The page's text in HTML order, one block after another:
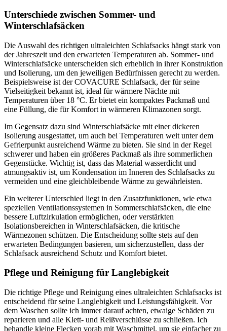
Unterschiede zwischen Sommer- und
Winterschlafsäcken
Die Auswahl des richtigen ultraleichten Schlafsacks hängt stark von
der Jahreszeit und den erwarteten Temperaturen ab. Sommer- und
Winterschlafsäcke unterscheiden sich erheblich in ihrer Konstruktion
und Isolierung, um den jeweiligen Bedürfnissen gerecht zu werden.
Beispielsweise ist der COVACURE Schlafsack, der für seine
Vielseitigkeit bekannt ist, ideal für wärmere Nächte mit
Temperaturen über 18 °C. Er bietet ein kompaktes Packmaß und
eine Füllung, die für Komfort in wärmeren Klimazonen sorgt.
Im Gegensatz dazu sind Winterschlafsäcke mit einer dickeren
Isolierung ausgestattet, um auch bei Temperaturen weit unter dem
Gefrierpunkt ausreichend Wärme zu bieten. Sie sind in der Regel
schwerer und haben ein größeres Packmaß als ihre sommerlichen
Gegenstücke. Wichtig ist, dass das Material wasserdicht und
atmungsaktiv ist, um Kondensation im Inneren des Schlafsacks zu
vermeiden und eine gleichbleibende Wärme zu gewährleisten.
Ein weiterer Unterschied liegt in den Zusatzfunktionen, wie etwa
speziellen Ventilationssystemen in Sommerschlafsäcken, die eine
bessere Luftzirkulation ermöglichen, oder verstärkten
Isolationsbereichen in Winterschlafsäcken, die kritische
Wärmezonen schützen. Die Entscheidung sollte stets auf den
erwarteten Bedingungen basieren, um sicherzustellen, dass der
Schlafsack ausreichend Schutz und Komfort bietet.
Pflege und Reinigung für Langlebigkeit
Die richtige Pflege und Reinigung eines ultraleichten Schlafsacks ist
entscheidend für seine Langlebigkeit und Leistungsfähigkeit. Vor
dem Waschen sollte ich immer darauf achten, etwaige Schäden zu
reparieren und alle Klett- und Reißverschlüsse zu schließen. Ich
behandle kleine Flecken vorab mit Waschmittel, um sie einfacher zu